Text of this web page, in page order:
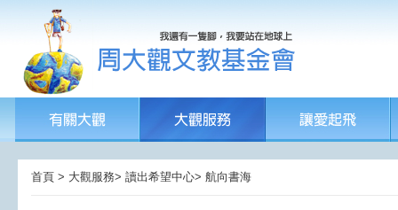
首頁 > 大觀服務> 讀出希望中心> 航向書海